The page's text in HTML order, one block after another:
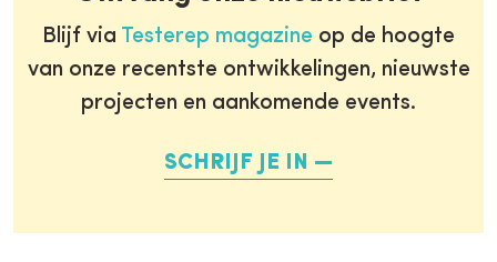
Blijf via Testerep magazine op de hoogte
van onze recentste ontwikkelingen, nieuwste
projecten en aankomende events.
SCHRIJF JE IN